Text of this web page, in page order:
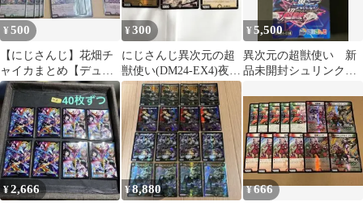
¥500
【にじさんじ】花畑チ
ャイカまとめ【デュエ
ルマスターズ】
¥300
にじさんじ異次元の超
獣使い(DM24-EX4)夜見
れな
¥5,500
異次元の超獣使い 新
品未開封シュリンク付
¥2,666 ¥8,880 ¥666